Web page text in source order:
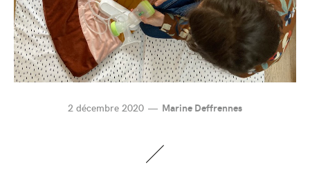
2 décembre 2020 Marine Deffrennes